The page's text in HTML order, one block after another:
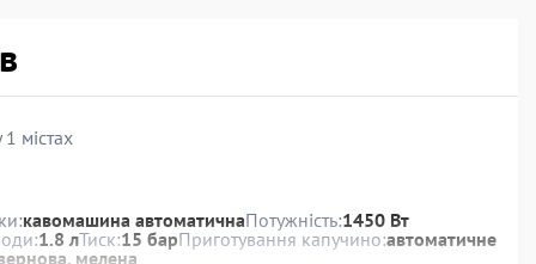
містах
кавомашина автоматичнаПотужність:1450 Вт
1.8 лТиск:15 барПриготування капучино:автоматичне
мелена